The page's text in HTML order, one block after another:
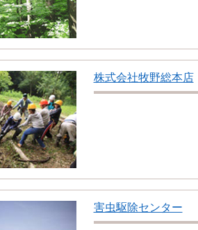
株式会社牧野総本店
害虫駆除センター